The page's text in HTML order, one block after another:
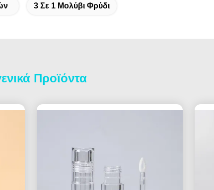
3 Σε 1 Μολύβι Φρύδι
Προϊόντα